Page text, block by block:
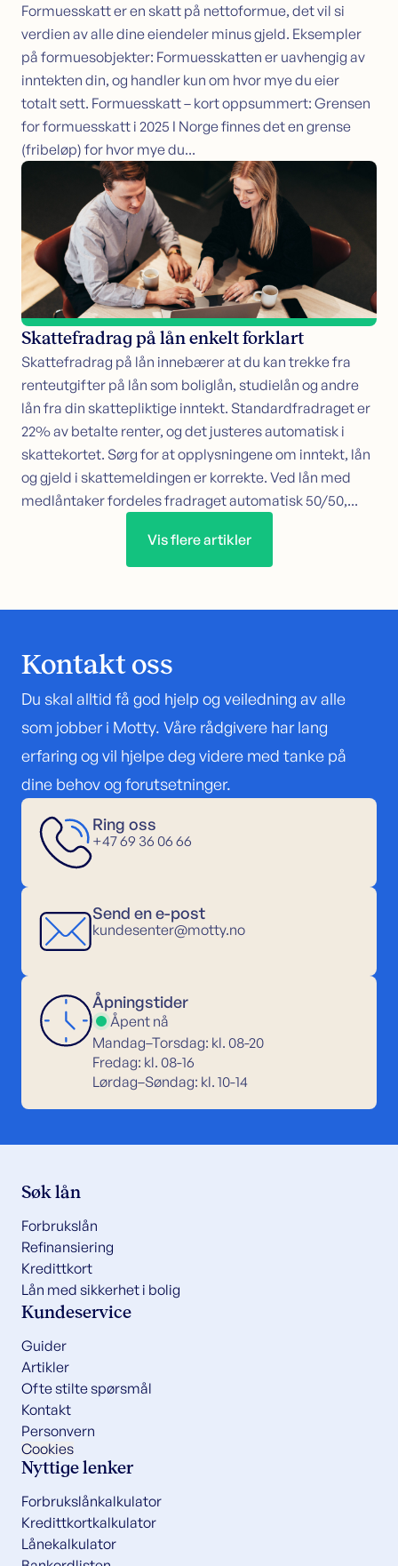
Formuesskatt er en skatt på nettoformue, det vil si
verdien av alle dine eiendeler minus gjeld. Eksempler
på formuesobjekter: Formuesskatten er uavhengig av
inntekten din, og handler kun om hvor mye du eier
totalt sett. Formuesskatt – kort oppsummert: Grensen
for formuesskatt i 2025 I Norge finnes det en grense
(fribeløp) for hvor mye du...
Skattefradrag på lån enkelt forklart
Skattefradrag på lån innebærer at du kan trekke fra
renteutgifter på lån som boliglån, studielån og andre
lån fra din skattepliktige inntekt. Standardfradraget er
22% av betalte renter, og det justeres automatisk i
skattekortet. Sørg for at opplysningene om inntekt, lån
og gjeld i skattemeldingen er korrekte. Ved lån med
medlåntaker fordeles fradraget automatisk 50/50,...
Vis flere artikler
Kontakt oss
Du skal alltid få god hjelp og veiledning av alle
som jobber i Motty. Våre rådgivere har lang
erfaring og vil hjelpe deg videre med tanke på
dine behov og forutsetninger.
Ring oss
+47 69 36 06 66
Send en e-post
kundesenter@motty.no
Åpningstider
Åpent nå
Mandag–Torsdag: kl. 08-20
Fredag: kl. 08-16
Lørdag–Søndag: kl. 10-14
Søk lån
Forbrukslån
Refinansiering
Kredittkort
Lån med sikkerhet i bolig
Kundeservice
Guider
Artikler
Ofte stilte spørsmål
Kontakt
Personvern
Cookies
Nyttige lenker
Forbrukslånkalkulator
Kredittkortkalkulator
Lånekalkulator